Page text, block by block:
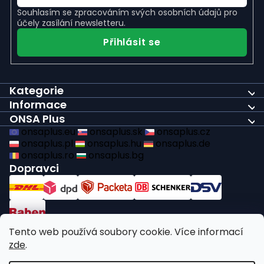
Tento web používá soubory cookie. Více informací
zde.
Souhlasím se zpracováním svých osobních údajů pro
účely zasílání newsletteru.
Přihlásit se
Kategorie
Informace
ONSA Plus
onsaplus.eu onsaplus.sk
onsaplus.cz
onsaplus.pl
onsaplus.hu
onsaplus.de
onsaplus.ro
onsaplus.bg
Dopravci
Platby